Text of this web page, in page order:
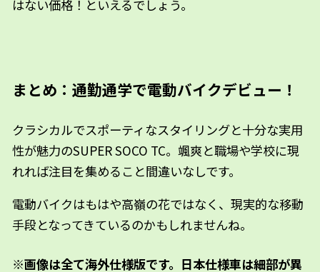
はない価格！といえるでしょう。
まとめ：通勤通学で電動バイクデビュー！
クラシカルでスポーティなスタイリングと十分な実用
性が魅力のSUPER SOCO TC。颯爽と職場や学校に現
れれば注目を集めること間違いなしです。
電動バイクはもはや高嶺の花ではなく、現実的な移動
手段となってきているのかもしれませんね。
※画像は全て海外仕様版です。日本仕様車は細部が異